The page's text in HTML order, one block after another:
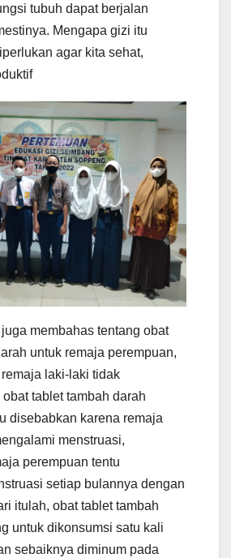
tubuh dapat berjalan
Mengapa gizi itu
agar kita sehat,
membahas tentang obat
untuk remaja perempuan,
laki-laki tidak
tablet tambah darah
disebabkan karena remaja
menstruasi,
perempuan tentu
setiap bulannya dengan
itulah, obat tablet tambah
untuk dikonsumsi satu kali
sebaiknya diminum pada